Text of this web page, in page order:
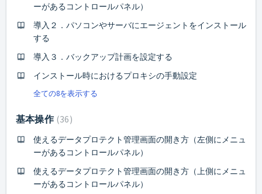
ーがあるコントロールパネル）
導入２．パソコンやサーバにエージェントをインストール
する
導入３．バックアップ計画を設定する
インストール時におけるプロキシの手動設定
全ての8を表示する
基本操作 36
使えるデータプロテクト管理画面の開き方（左側にメニュ
ーがあるコントロールパネル）
使えるデータプロテクト管理画面の開き方（上側にメニュ
ーがあるコントロールパネル）